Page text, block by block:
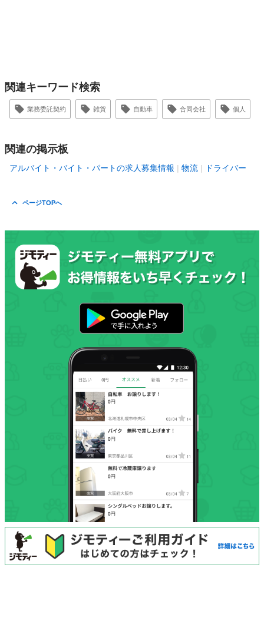
関連キーワード検索
業務委託契約 雑貨 自動車 合同会社 個人
関連の掲示板
アルバイト・バイト・パートの求人募集情報 物流 ドライバー
ページTOPへ